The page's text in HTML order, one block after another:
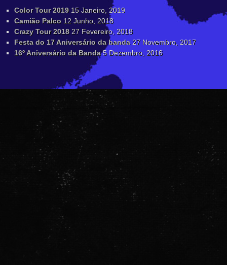
Color Tour 2019 15 Janeiro, 2019
Camião Palco 12 Junho, 2018
Crazy Tour 2018 27 Fevereiro, 2018
Festa do 17 Aniversário da banda 27 Novembro, 2017
16º Aniversário da Banda 5 Dezembro, 2016